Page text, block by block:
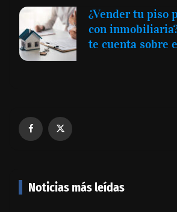
¿Vender tu piso
con
te cuenta sobre
Noticias más leídas